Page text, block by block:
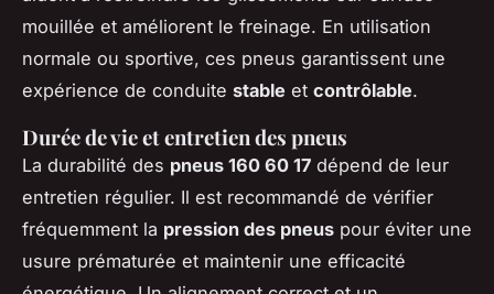
mouillée et améliorent le freinage. En utilisation
normale ou sportive, ces pneus garantissent une
expérience de conduite stable et contrôlable.
Durée de vie et entretien des pneus
La durabilité des pneus 160 60 17 dépend de leur
entretien régulier. Il est recommandé de vérifier
fréquemment la pression des pneus pour éviter une
usure prématurée et maintenir une efficacité